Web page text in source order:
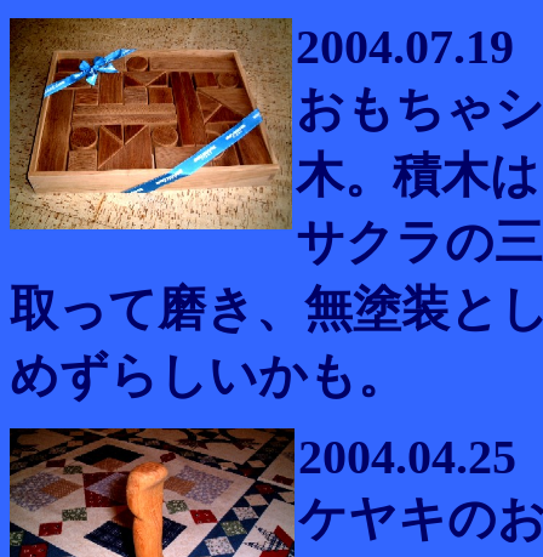
2004.07.19
おもちゃ
木。積木
サクラの
取って磨き、無塗装と
めずらしいかも。
2004.04.25
ケヤキの